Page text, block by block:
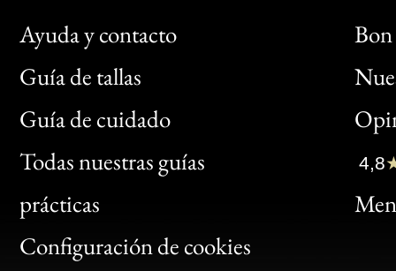
Ayuda y contacto
Guía de tallas
Guía de cuidado
Todas nuestras guías
prácticas
Configuración de cookies
Bon
Clic
Bon
4,8